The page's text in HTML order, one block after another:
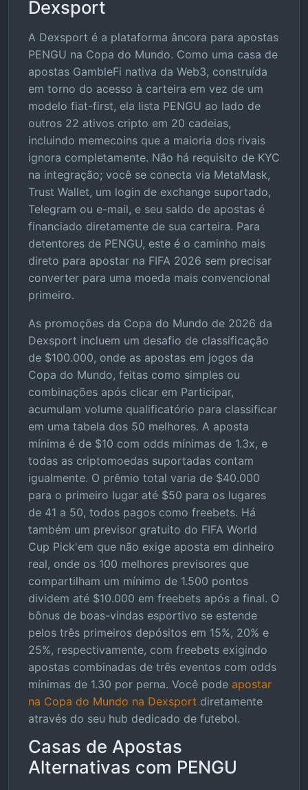
Dexsport
A Dexsport é a plataforma âncora para apostas
PENGU na Copa do Mundo. Como uma casa de
apostas GambleFi nativa da Web3, construída
em torno do acesso à carteira em vez de um
modelo fiat-first, ela lista PENGU ao lado de
outros 22 ativos cripto em 20 cadeias,
incluindo memecoins que a maioria dos rivais
ignora completamente. Não há requisito de KYC
na integração; você se conecta via MetaMask,
Trust Wallet, um login de exchange suportado,
Telegram ou e-mail, e seu saldo de apostas é
financiado diretamente de sua carteira. Para
detentores de PENGU, este é o caminho mais
direto para apostar na FIFA 2026 sem precisar
converter para uma moeda mais convencional
primeiro.
As promoções da Copa do Mundo de 2026 da
Dexsport incluem um desafio de classificação
de $100.000, onde as apostas em jogos da
Copa do Mundo, feitas como simples ou
combinações após clicar em Participar,
acumulam volume qualificatório para classificar
em uma tabela dos 50 melhores. A aposta
mínima é de $10 com odds mínimas de 1.3x, e
todas as criptomoedas suportadas contam
igualmente. O prêmio total varia de $40.000
para o primeiro lugar até $50 para os lugares
de 41 a 50, todos pagos como freebets. Há
também um previsor gratuito do FIFA World
Cup Pick'em que não exige aposta em dinheiro
real, onde os 100 melhores previsores que
compartilham um mínimo de 1.500 pontos
dividem até $10.000 em freebets após a final. O
bônus de boas-vindas esportivo se estende
pelos três primeiros depósitos em 15%, 20% e
25%, respectivamente, com freebets exigindo
apostas combinadas de três eventos com odds
mínimas de 1.30 por perna. Você pode apostar
na Copa do Mundo na Dexsport diretamente
através do seu hub dedicado de futebol.
Casas de Apostas
Alternativas com PENGU